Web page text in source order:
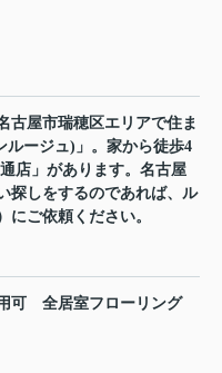
古屋市瑞穂区エリアで住ま
ルージュ)」。家から徒歩4
店」があります。名古屋
探しをするのであれば、ル
にご依頼ください。
可
全居室フローリング